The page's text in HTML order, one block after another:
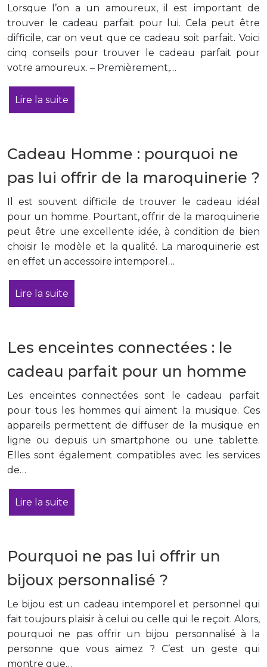
Lorsque l’on a un amoureux, il est important de
trouver le cadeau parfait pour lui. Cela peut être
difficile, car on veut que ce cadeau soit parfait. Voici
cinq conseils pour trouver le cadeau parfait pour
votre amoureux. – Premièrement,…
Lire la suite
Cadeau Homme : pourquoi ne
pas lui offrir de la maroquinerie ?
Il est souvent difficile de trouver le cadeau idéal
pour un homme. Pourtant, offrir de la maroquinerie
peut être une excellente idée, à condition de bien
choisir le modèle et la qualité. La maroquinerie est
en effet un accessoire intemporel…
Lire la suite
Les enceintes connectées : le
cadeau parfait pour un homme
Les enceintes connectées sont le cadeau parfait
pour tous les hommes qui aiment la musique. Ces
appareils permettent de diffuser de la musique en
ligne ou depuis un smartphone ou une tablette.
Elles sont également compatibles avec les services
de…
Lire la suite
Pourquoi ne pas lui offrir un
bijoux personnalisé ?
Le bijou est un cadeau intemporel et personnel qui
fait toujours plaisir à celui ou celle qui le reçoit. Alors,
pourquoi ne pas offrir un bijou personnalisé à la
personne que vous aimez ? C’est un geste qui
montre que…